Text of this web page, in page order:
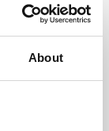
About